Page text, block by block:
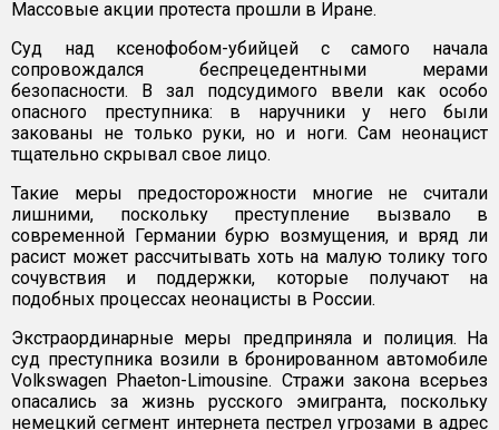
Массовые акции протеста прошли в Иране.
Суд над ксенофобом-убийцей с самого начала
сопровождался беспрецедентными мерами
безопасности. В зал подсудимого ввели как особо
опасного преступника: в наручники у него были
закованы не только руки, но и ноги. Сам неонацист
тщательно скрывал свое лицо.
Такие меры предосторожности многие не считали
лишними, поскольку преступление вызвало в
современной Германии бурю возмущения, и вряд ли
расист может рассчитывать хоть на малую толику того
сочувствия и поддержки, которые получают на
подобных процессах неонацисты в России.
Экстраординарные меры предприняла и полиция. На
суд преступника возили в бронированном автомобиле
Volkswagen Phaeton-Limousine. Стражи закона всерьез
опасались за жизнь русского эмигранта, поскольку
немецкий сегмент интернета пестрел угрозами в адрес